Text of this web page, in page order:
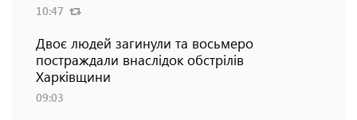
10:47
Двоє людей загинули та восьмеро
постраждали внаслідок обстрілів
Харківщини
09:03